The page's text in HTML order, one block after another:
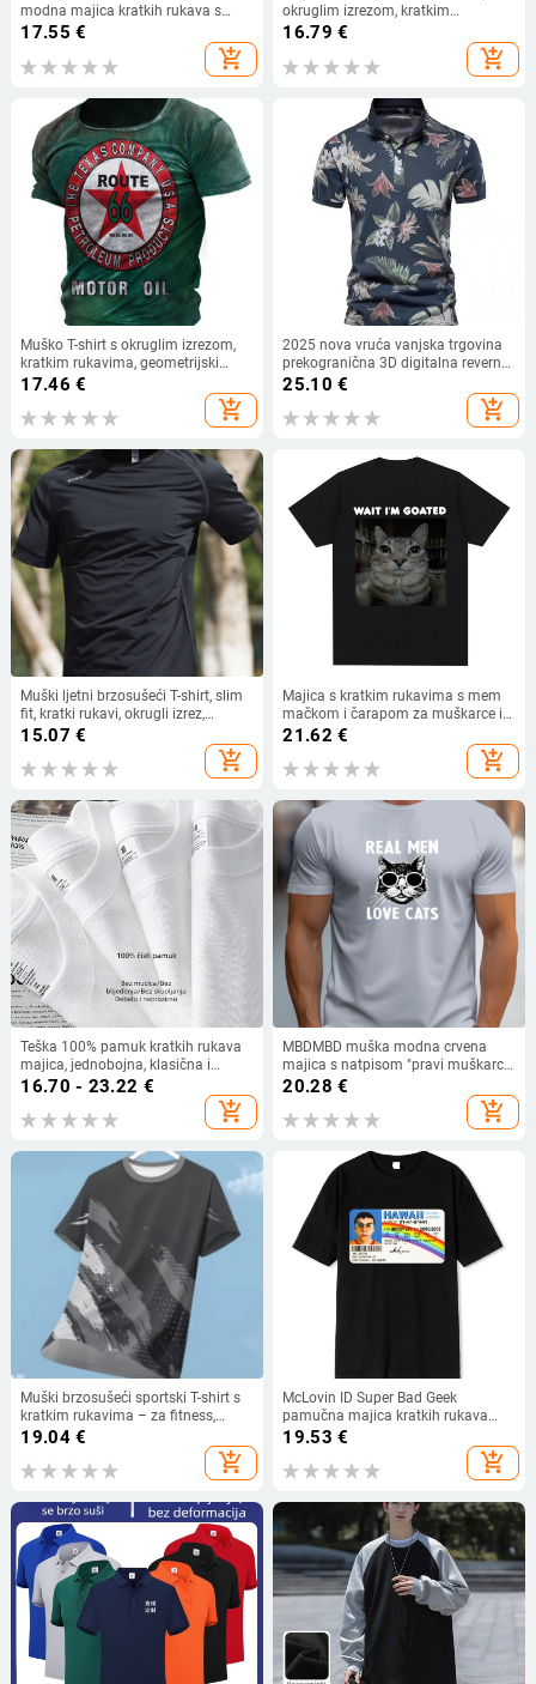
modna majica kratkih rukava s
okruglim izrezom, muška moda,
digitalni tisak Popeye, dostava u
jednom komadu
17.55 €
add_shopping_cart
okruglim izrezom, kratkim
rukavima, prozračnim mrežastim
16.79 €
add_shopping_cart
Muško T-shirt s okruglim izrezom,
kratkim rukavima, geometrijski
print, lagana smjesa Milk Silk i
poliestera (91–95%), brzo suši,
prozračna, ispod 180 g, ljeto 2024
17.46 €
add_shopping_cart
2025 nova vruća vanjska trgovina
prekogranična 3D digitalna reverna
majica kratkih rukava muška
ležerna polo majica veleprodaja
25.10 €
add_shopping_cart
Muški ljetni brzosušeći T-shirt, slim
fit, kratki rukavi, okrugli izrez,
poliester smjesa
15.07 €
add_shopping_cart
Majica s kratkim rukavima s mem
mačkom i čarapom za muškarce i
žene
21.62 €
add_shopping_cart
Teška 100% pamuk kratkih rukava
majica, jednobojna, klasična i
svestrana, okrugli izrez, opuštena
silueta, muška velika veličina, ljeto
16.70 - 23.22 €
add_shopping_cart
MBDMBD muška modna crvena
majica s natpisom "pravi muškarci
vole mačke" i modnim naočalama s
20.28 €
add_shopping_cart
Muški brzosušeći sportski T-shirt s
kratkim rukavima – za fitness,
trčanje i badminton, prozračna
19.04€
add_shopping_cart
McLovin ID Super Bad Geek
pamučna majica kratkih rukava
unisex tinejdžeri cool mekana
19.53 €
add_shopping_cart